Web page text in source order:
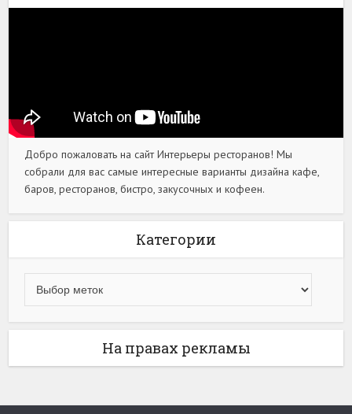
Добро пожаловать на сайт Интерьеры ресторанов! Мы
собрали для вас самые интересные варианты дизайна кафе,
баров, ресторанов, бистро, закусочных и кофеен.
Категории
На правах рекламы